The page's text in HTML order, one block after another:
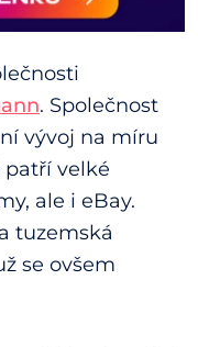
. Společnost
vývoj na míru
velké
ale i eBay.
tuzemská
se ovšem